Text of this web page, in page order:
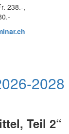
238.-,
2028
Teil 2“